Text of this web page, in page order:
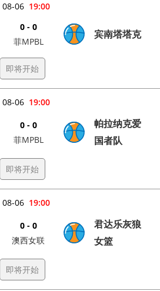
19:00
08-06
0 - 0
菲MPBL
宾南塔塔克
即将开始
19:00
08-06
0 - 0
菲MPBL
帕拉纳克爱
国者队
即将开始
19:00
08-06
0 - 0
澳西女联
君达乐灰狼
女篮
即将开始